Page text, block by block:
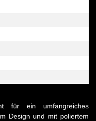
für ein umfangreiches
Design und mit poliertem